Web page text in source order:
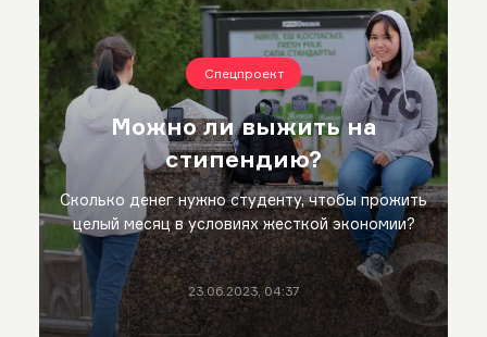
Спецпроект
Можно ли выжить на
стипендию?
Сколько денег нужно студенту, чтобы прожить
целый месяц в условиях жесткой экономии?
23.06.2023, 04:37